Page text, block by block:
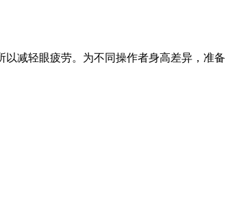
减轻眼疲劳。为不同操作者身高差异，准备